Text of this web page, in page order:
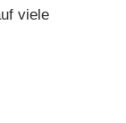
viele